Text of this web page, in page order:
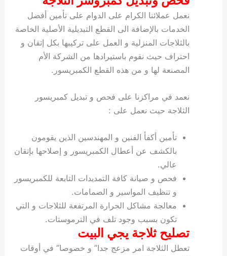
نعمل عملائنا الكرام على الدوام على تأمين أفضل
الخدمات بالإضافة الى القطع التبديلية الأصلية الخاصة
بالثلاجات المنزلية و العمل على تركيبها بكل إتقان و
احتراف حيث نقوم باستيرادها من الشركة الأم
المصنعة لها و من هذه القطع الكمبريسور.
نعمد في مراكزنا على فحص و تبديل كمبريسور
الثلاجة حيث نعمل على :
تأمين أكفأ الفنين و المهندسين الذين يقومون
بالكشف عن أعطال الكمبريسور و إصلاحها بإتقان
عالي.
فحص و صيانة كافة التمديدات التابعة للكمبريسور
و تنظيف المواسير و الصمامات.
معالجة مشاكل الحرارة المرتفعة للثلاجات و التي
تكون بسبب وجود تلف في الترموستات.
تصليح ثلاجة يجي البيت
تعطل الثلاجة امر مزعج جدا” و خصوصا” في أوقات